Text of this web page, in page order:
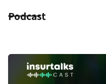
Podcast